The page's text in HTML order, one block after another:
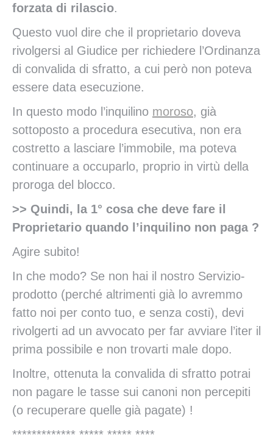
forzata di rilascio.
Questo vuol dire che il proprietario doveva
rivolgersi al Giudice per richiedere l’Ordinanza
di convalida di sfratto, a cui però non poteva
essere data esecuzione.
In questo modo l’inquilino moroso, già
sottoposto a procedura esecutiva, non era
costretto a lasciare l’immobile, ma poteva
continuare a occuparlo, proprio in virtù della
proroga del blocco.
>> Quindi, la 1° cosa che deve fare il
Proprietario quando l’inquilino non paga ?
Agire subito!
In che modo? Se non hai il nostro Servizio-
prodotto (perché altrimenti già lo avremmo
fatto noi per conto tuo, e senza costi), devi
rivolgerti ad un avvocato per far avviare l’iter il
prima possibile e non trovarti male dopo.
Inoltre, ottenuta la convalida di sfratto potrai
non pagare le tasse sui canoni non percepiti
(o recuperare quelle già pagate) !
************* ***** ***** ****